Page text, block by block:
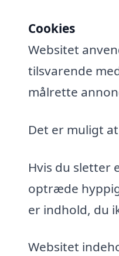
Cookies
Websitet
tilsvarende
målrette
Det er muligt
Hvis du sletter
optræde
er indhold, du
Websitet